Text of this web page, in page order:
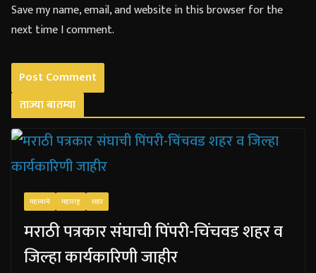
Save my name, email, and website in this browser for the
next time I comment.
ताज्या बातम्या
महत्त्वाचे महाराष्ट्र शहर
मराठी पत्रकार संघाची पिंपरी-चिंचवड शहर व
जिल्हा कार्यकारिणी जाहीर